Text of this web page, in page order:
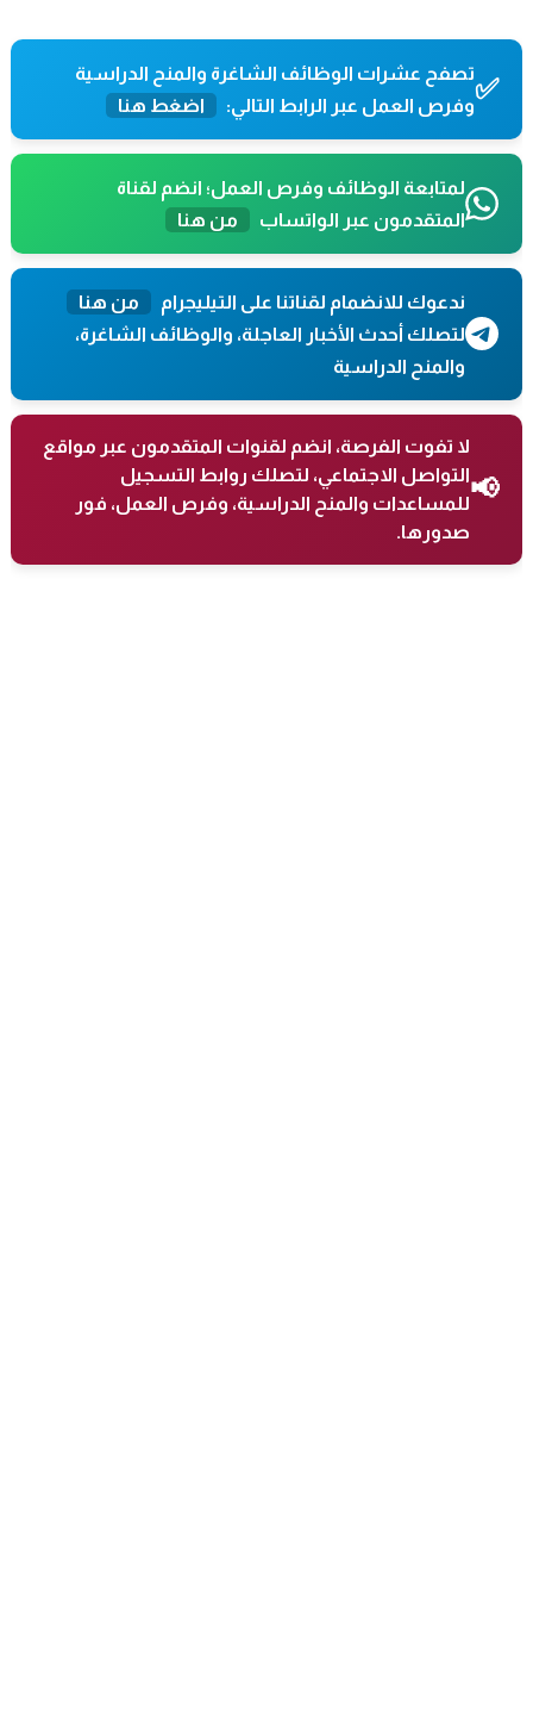
✅تصفح عشرات الوظائف الشاغرة والمنح الدراسية
وفرص العمل عبر الرابط التالي:
اضغط هنا
لمتابعة الوظائف وفرص العمل؛ انضم لقناة
المتقدمون عبر الواتساب
من هنا
ندعوك للانضمام لقناتنا على التيليجرام
من هنا
لتصلك أحدث الأخبار العاجلة، والوظائف الشاغرة،
والمنح الدراسية
📢
لا تفوت الفرصة، انضم لقنوات المتقدمون عبر مواقع
التواصل الاجتماعي، لتصلك روابط التسجيل
للمساعدات والمنح الدراسية، وفرص العمل، فور
صدورها.